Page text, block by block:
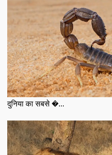
दुनिया का सबसे �...